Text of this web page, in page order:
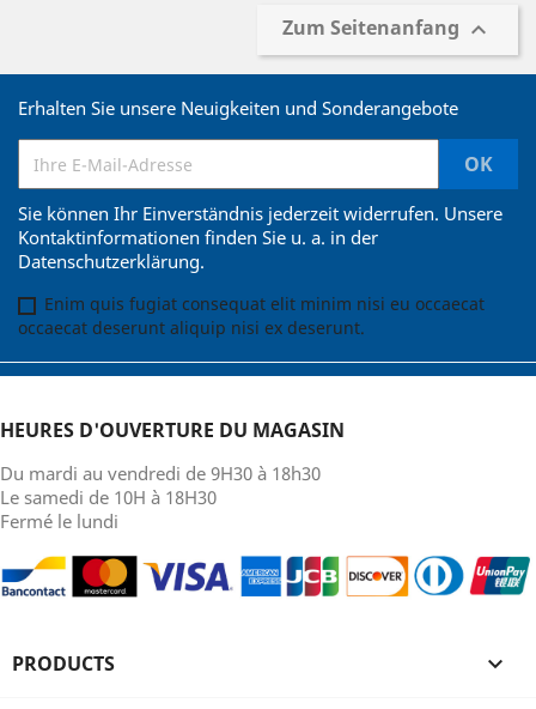
Zum Seitenanfang 
Erhalten Sie unsere Neuigkeiten und Sonderangebote
Sie können Ihr Einverständnis jederzeit widerrufen. Unsere
Kontaktinformationen finden Sie u. a. in der
Datenschutzerklärung.
Enim quis fugiat consequat elit minim nisi eu occaecat
occaecat deserunt aliquip nisi ex deserunt.
HEURES D'OUVERTURE DU MAGASIN
Du mardi au vendredi de 9H30 à 18h30
Le samedi de 10H à 18H30
Fermé le lundi
PRODUCTS 